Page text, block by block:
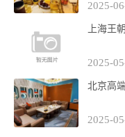
2025-
上海王
2025-
北京高
2025-